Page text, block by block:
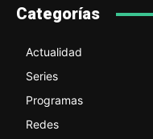
Categorías
Actualidad
Series
Programas
Redes